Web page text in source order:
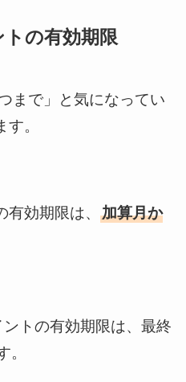
の有効期限
まで」と気になってい
。
効期限は、 加算月か
トの有効期限は、最終
。